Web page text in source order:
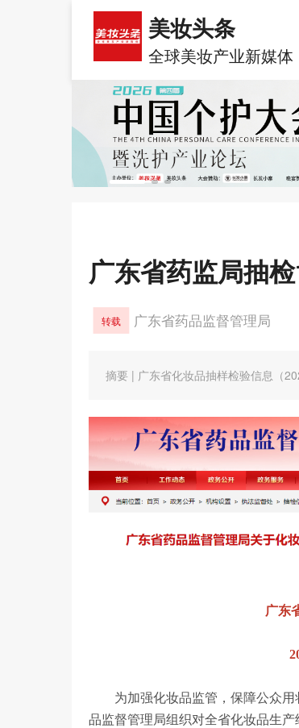
美妆头条
全球美妆产业新媒体
广东省药监局抽
转载 广东省药品监督管理局
摘要 | 广东省化妆品抽样检验信息（
广东
为加强化妆品监管，保障公众用
品监督管理局组织对全省化妆品生